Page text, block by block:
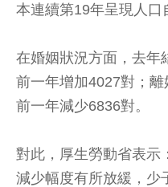
本連續第19年呈現人口
在婚姻狀況方面，去年
前一年增加4027對；
前一年減少6836對。
對此，厚生勞動省表示
減少幅度有所放緩，少